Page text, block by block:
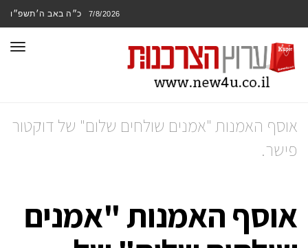
7/8/2026 כ״ה באב ה׳תשפ״ו
אוסף האמנות "אמנים שולחים שלום" של דוקטור
פישר.
אוסף האמנות "אמנים